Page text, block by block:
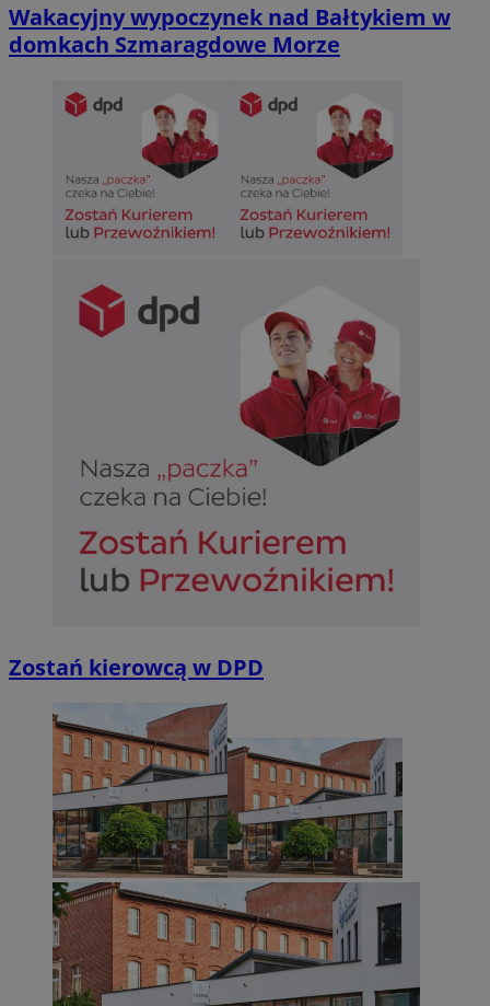
Wakacyjny wypoczynek nad Bałtykiem w
domkach Szmaragdowe Morze
Zostań kierowcą w DPD